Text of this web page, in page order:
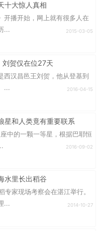
十大惊人真相
开播开始，网上就有很多人在
...
2015-03-05
刘贺仅在位27天
西汉昌邑王刘贺，他从登基到
...
2016-04-15
星和人类竟有重要联系
中的一颗一等星，根据巴耶恒
2016-09-02
水里长出稻谷
专家现场考察会在湛江举行。
...
2014-10-27